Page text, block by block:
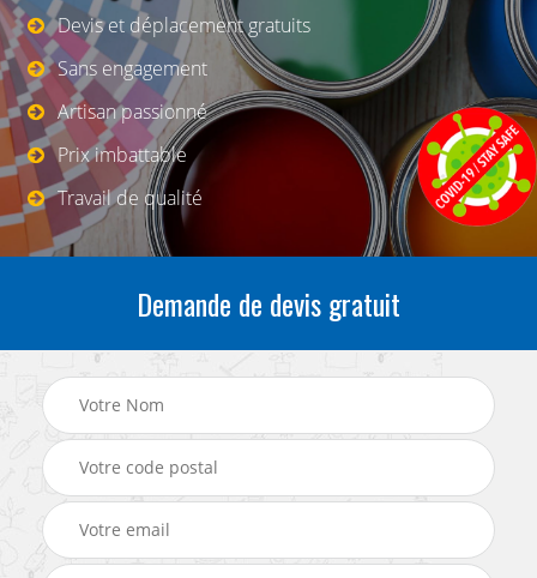
Devis et déplacement gratuits
Sans engagement
Artisan passionné
Prix imbattable
Travail de qualité
Demande de devis gratuit